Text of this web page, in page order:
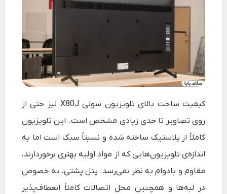
کیفیت ساخت بالای تلویزیون سونی X80J نیز حتی از
روی تصاویر تا حدی زیادی مشخص است. این تلویزیون
کاملاً از پلاستیک ساخته شده و نسبتاً سبک است اما به
اندازه‌ی تلویزیون‌هایی که از مواد اولیه بهتری برخوردارند،
مقاوم و بادوام به نظر نمی‌رسد. پنل پشتی، به خصوص
در لبه‌ها و همچنین محل اتصالات کاملاً انعطاف‌پذیر